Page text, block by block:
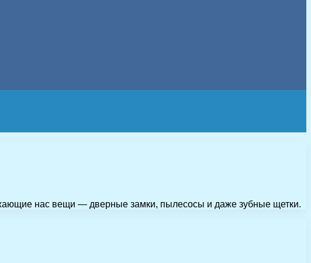
нас вещи — дверные замки, пылесосы и даже зубные щетки.